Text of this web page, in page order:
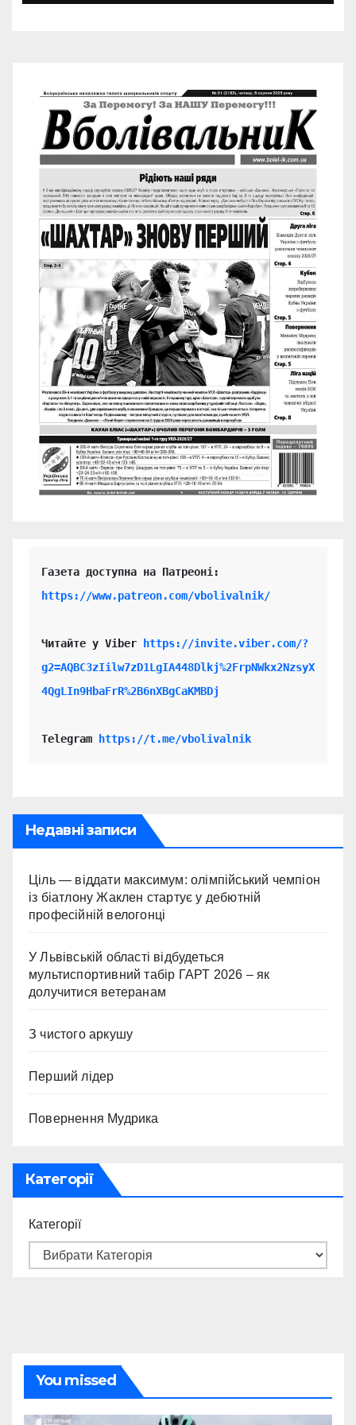
https://www.patreon.com/vbolivalnik/
Читайте у Viber
https://invite.viber.com/?
g2=AQBC3zIilw7zD1LgIA448Dlkj%2FrpNWkx2NzsyX
4QgLIn9HbaFrR%2B6nXBgCaKMBDj
Telegram https://t.me/vbolivalnik
Недавні записи
Ціль — віддати максимум: олімпійський чемпіон
із біатлону Жаклен стартує у дебютній
професійній велогонці
У Львівській області відбудеться
мультиспортивний табір ГАРТ 2026 – як
долучитися ветеранам
З чистого аркушу
Перший лідер
Повернення Мудрика
Категорії
Категорії
You missed